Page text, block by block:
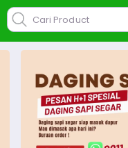
Cari Product